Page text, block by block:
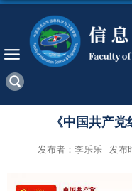
《中国共产
发布者：李乐乐 发布